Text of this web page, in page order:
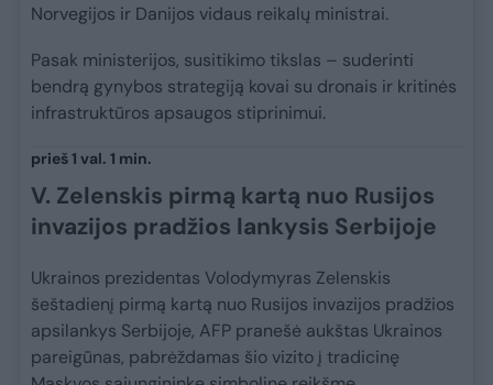
Norvegijos ir Danijos vidaus reikalų ministrai.
Pasak ministerijos, susitikimo tikslas – suderinti
bendrą gynybos strategiją kovai su dronais ir kritinės
infrastruktūros apsaugos stiprinimui.
prieš 1 val. 1 min.
V. Zelenskis pirmą kartą nuo Rusijos
invazijos pradžios lankysis Serbijoje
Ukrainos prezidentas Volodymyras Zelenskis
šeštadienį pirmą kartą nuo Rusijos invazijos pradžios
apsilankys Serbijoje, AFP pranešė aukštas Ukrainos
pareigūnas, pabrėždamas šio vizito į tradicinę